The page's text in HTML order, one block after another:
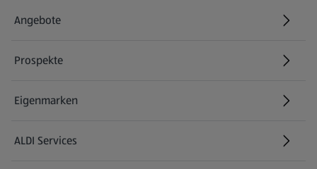
Angebote
Prospekte
Eigenmarken
ALDI Services